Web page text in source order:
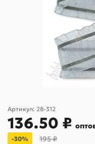
Артикул: 28-312
136.50 ₽
-30% 195 ₽